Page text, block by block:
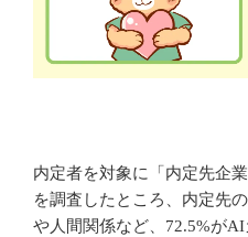
内定者を対象に「内定先企
を調査したところ、内定先
や⼈間関係など、72.5%が